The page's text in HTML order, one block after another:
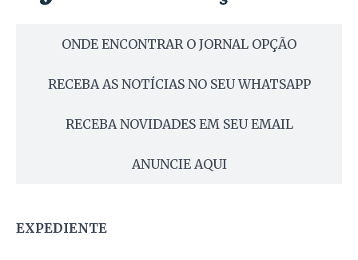
ONDE ENCONTRAR O JORNAL OPÇÃO
RECEBA AS NOTÍCIAS NO SEU WHATSAPP
RECEBA NOVIDADES EM SEU EMAIL
ANUNCIE AQUI
EXPEDIENTE